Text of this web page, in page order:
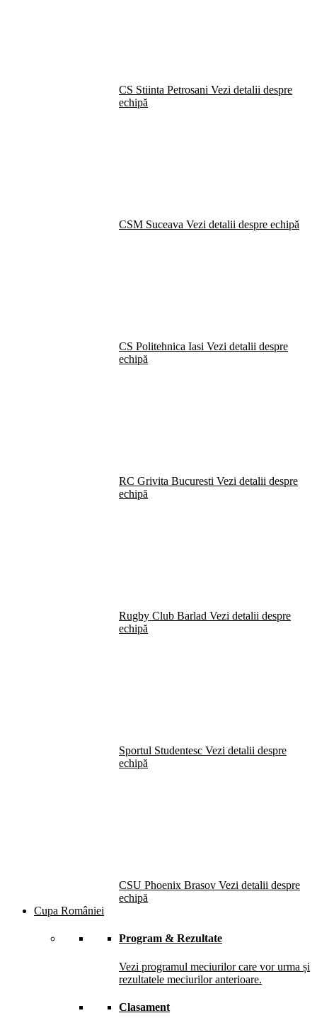
CS Stiinta Petrosani Vezi detalii despre
echipă
CSM Suceava Vezi detalii despre echipă
CS Politehnica Iasi Vezi detalii despre
echipă
RC Grivita Bucuresti Vezi detalii despre
echipă
Rugby Club Barlad Vezi detalii despre
echipă
Sportul Studentesc Vezi detalii despre
echipă
CSU Phoenix Brasov Vezi detalii despre
echipă
Cupa României
Program & Rezultate
Vezi programul meciurilor care vor urma și
rezultatele meciurilor anterioare.
Clasament